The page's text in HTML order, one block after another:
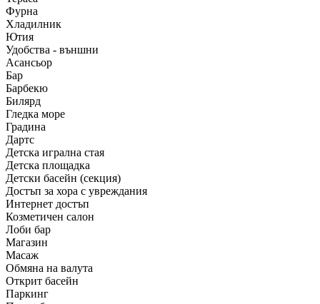
Фурна
Хладилник
Ютия
Удобства - външни
Асансьор
Бар
Барбекю
Билярд
Гледка море
Градина
Дартс
Детска игрална стая
Детска площадка
Детски басейн (секция)
Достъп за хора с увреждания
Интернет достъп
Козметичен салон
Лоби бар
Магазин
Масаж
Обмяна на валута
Открит басейн
Паркинг